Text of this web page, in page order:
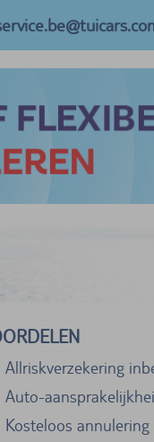
Allriskverzekering
Auto-
Kosteloos